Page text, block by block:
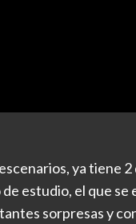
ya tiene
estudio, el que
sorpresas y